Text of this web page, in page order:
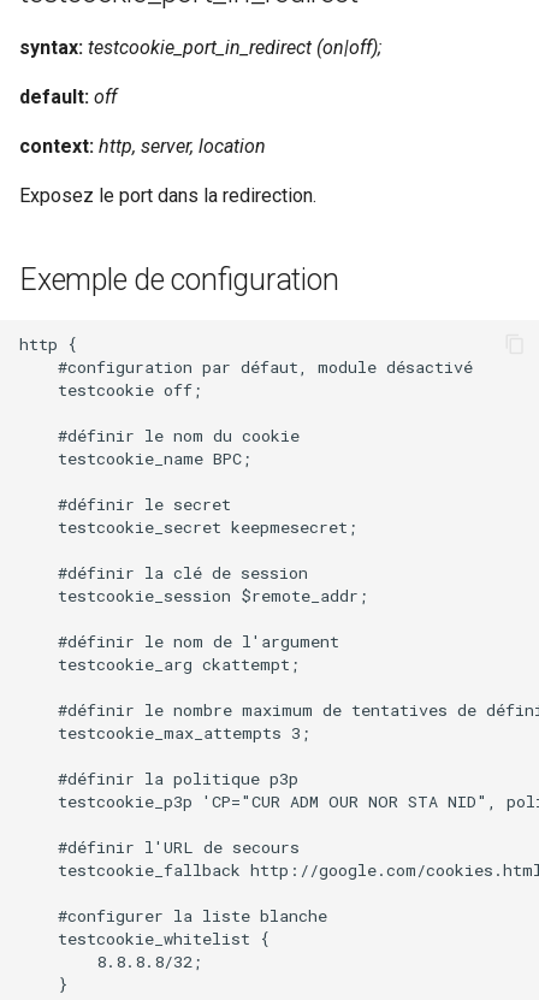
syntax: testcookie_port_in_redirect (on|off);
default: off
context: http, server, location
Exposez le port dans la redirection.
Exemple de configuration
http {
    #configuration par défaut, module désactivé
    testcookie off;
    #définir le nom du cookie
    testcookie_name BPC;
    #définir le secret
    testcookie_secret keepmesecret;
    #définir la clé de session
    testcookie_session $remote_addr;
    #définir le nom de l'argument
    testcookie_arg ckattempt;
#définir le nombre maximum de tentatives de
    testcookie_max_attempts 3;
    #définir la politique p3p
testcookie_p3p 'CP="CUR ADM OUR NOR STA NID",
    #définir l'URL de secours
testcookie_fallback http://google.com/
    #configurer la liste blanche
    testcookie_whitelist {
        8.8.8.8/32;
    }